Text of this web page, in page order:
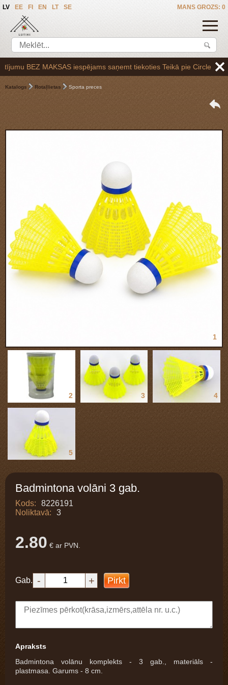
MANS GROZS: 0
LV EE FI EN LT SE
BEZ MAKSAS iespējams saņemt tiekoties Teikā pie Circle K
Katalogs Rotaļlietas Sporta preces
1
2 3 4
5
Badmintona volāni 3 gab.
Kods:
8226191
Noliktavā:
3
2.80 € ar PVN.
Gab. - + Pirkt
Apraksts
Badmintona volānu komplekts - 3 gab., materiāls -
plastmasa. Garums - 8 cm.